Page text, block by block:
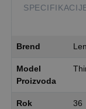
Brend
Model
Proizvoda
Rok
36